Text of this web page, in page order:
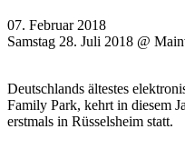
07. Februar 2018
Samstag 28. Juli 2018 @
Deutschlands ältestes
Family Park, kehrt in diesem
erstmals in Rüsselsheim statt.